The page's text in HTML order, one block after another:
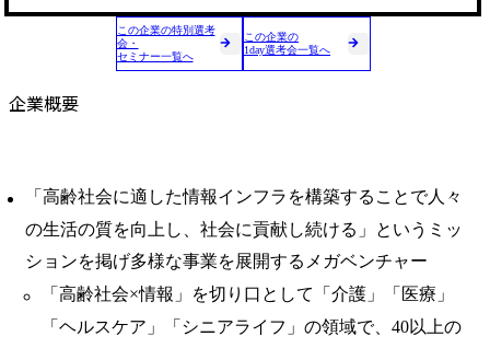
この企業の特別選考
会・
セミナー一覧へ
この企業の
1day選考会一覧へ
企業概要
「高齢社会に適した情報インフラを構築することで人々
の生活の質を向上し、社会に貢献し続ける」というミッ
ションを掲げ多様な事業を展開するメガベンチャー
「高齢社会×情報」を切り口として「介護」「医療」
「ヘルスケア」「シニアライフ」の領域で、40以上の